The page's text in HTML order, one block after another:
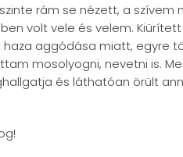
rám se nézett, a szívem
volt vele és velem.
aggódása miatt, egyre
mosolyogni, nevetni is.
és láthatóan örült